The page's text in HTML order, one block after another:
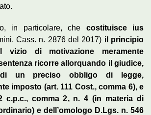
in particolare, che costituisce ius
Cass. n. 2876 del 2017) il principio
di motivazione meramente
ricorre allorquando il giudice,
un preciso obbligo di legge,
imposto (art. 111 Cost., comma 6), e
c.p.c., comma 2, n. 4 (in materia di
e dell’omologo D.Lgs. n. 546